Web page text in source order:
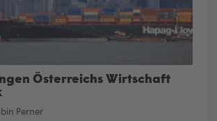
Österreichs Wirtschaft
Perner